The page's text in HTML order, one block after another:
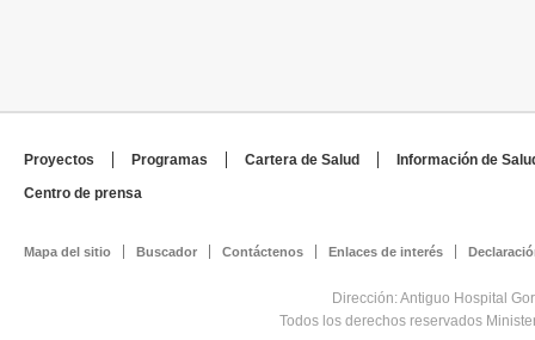
Proyectos Programas Cartera de Salud
Información de
Centro de prensa
Mapa del sitio Buscador Contáctenos Enlaces de interés
Dirección: Antiguo Hospital
Todos los derechos reservados